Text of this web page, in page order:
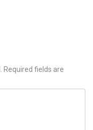
Required fields are